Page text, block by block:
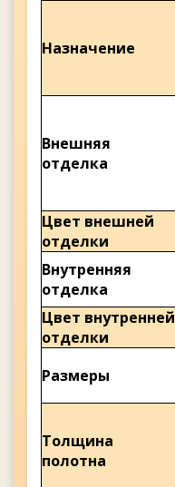
Назначение
Внешняя
отделка
Цвет внешней
отделки
Внутренняя
отделка
Цвет внутренней
отделки
Размеры
Толщина
полотна